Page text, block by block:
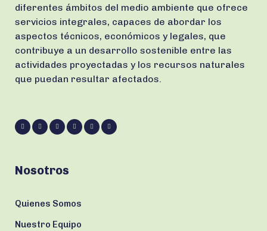
diferentes ámbitos del medio ambiente que ofrece
servicios integrales, capaces de abordar los
aspectos técnicos, económicos y legales, que
contribuye a un desarrollo sostenible entre las
actividades proyectadas y los recursos naturales
que puedan resultar afectados.
Nosotros
Quienes Somos
Nuestro Equipo